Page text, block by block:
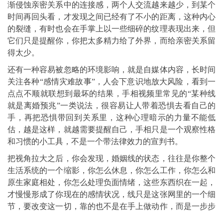
渐侵蚀亲密关系中的连接感，两个人交流越来越少，到某个
时间再回头看，才发现之间已经有了不小的距离，这种内心
的裂缝，有时也会在手掌上以一些细碎的纹理表现出来，但
它们只是提醒你，你把太多精力给了外界，而给亲密关系留
得太少。
还有一种容易被忽略的环境影响，就是自媒体内容，长时间
关注各种“感情灾难故事”，人会下意识地放大风险，看到一
点点不顺就联想到最坏的结果，手相视频里常见的“某种线
就是离婚预兆”一类说法，很容易让人带着恐惧去看自己的
手，再把恐惧带回到关系里，这种心理暗示的力量不能低
估，越是这样，就越需要提醒自己，手相只是一个观察性格
和习惯的小工具，不是一个带法律效力的宣判书。
把视角拉大之后，你会发现，婚姻线的状态，往往是你整个
生活系统的一个缩影，你怎么休息，你怎么工作，你怎么和
原生家庭相处，你怎么处理负面情绪，这些东西织在一起，
才慢慢形成了你现在的感情状况，线只是这张网里的一个细
节，要改变这一切，靠的也不是在手上做动作，而是一步步